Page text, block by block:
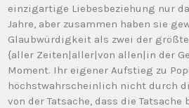
einzigartige Liebesbeziehung nur
Jahre, aber zusammen haben sie
Glaubwürdigkeit als zwei der
{aller Zeiten|aller|von allen|in der
Moment. Ihr eigener Aufstieg zu
höchstwahrscheinlich nicht durch
von der Tatsache, dass die Tatsache